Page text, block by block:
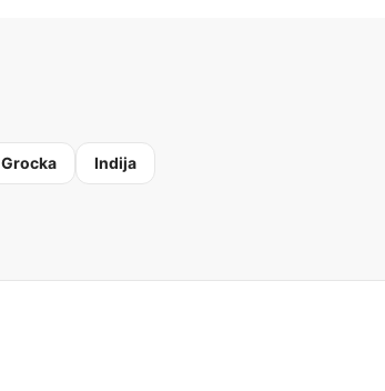
Grocka Indija